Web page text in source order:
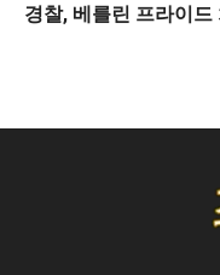
경찰, 베를린 프라이